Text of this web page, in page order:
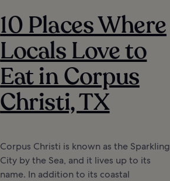
10 Places Where
Locals Love to
Eat in Corpus
Christi, TX
Corpus Christi is known as the Sparkling
City by the Sea, and it lives up to its
name. In addition to its coastal